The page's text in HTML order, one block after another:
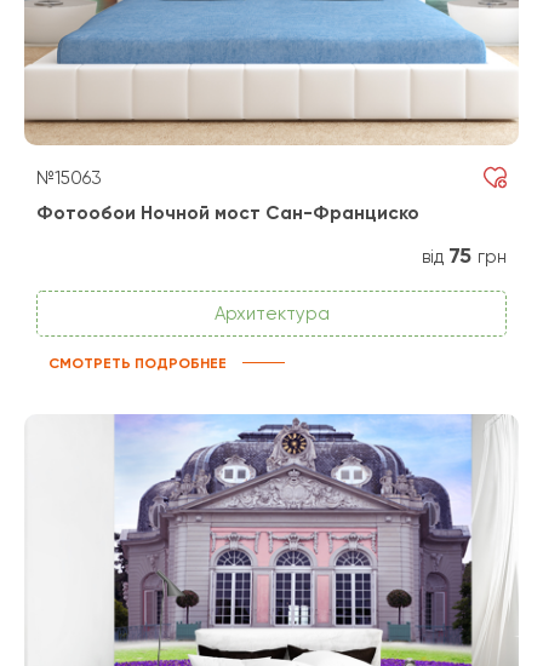
№15063
Фотообои Ночной мост Сан-Франциско
від 75 грн
Архитектура
СМОТРЕТЬ ПОДРОБНЕЕ